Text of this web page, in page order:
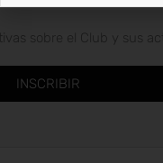
sobre el Club y sus
INSCRIBIR